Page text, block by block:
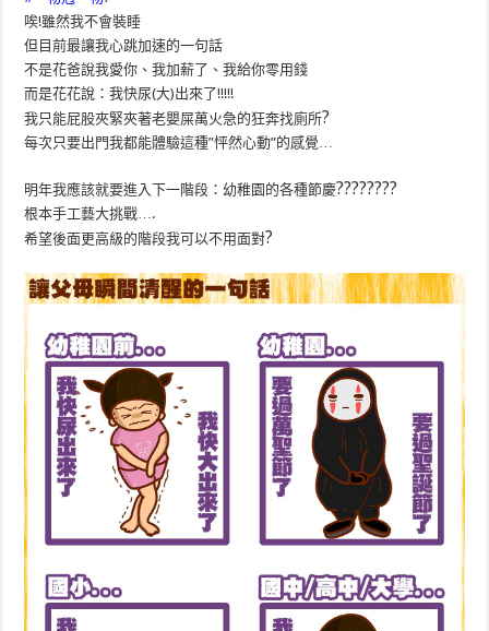
唉!雖然我不會裝睡
但目前最讓我心跳加速的一句話
不是花爸說我愛你、我加薪了、我給你零用錢
而是花花說：我快尿(大)出來了!!!!!
我只能屁股夾緊夾著老嬰屎萬火急的狂奔找廁所?
每次只要出門我都能體驗這種”怦然心動”的感覺…
明年我應該就要進入下一階段：幼稚園的各種節慶????????
根本手工藝大挑戰….
希望後面更高級的階段我可以不用面對?